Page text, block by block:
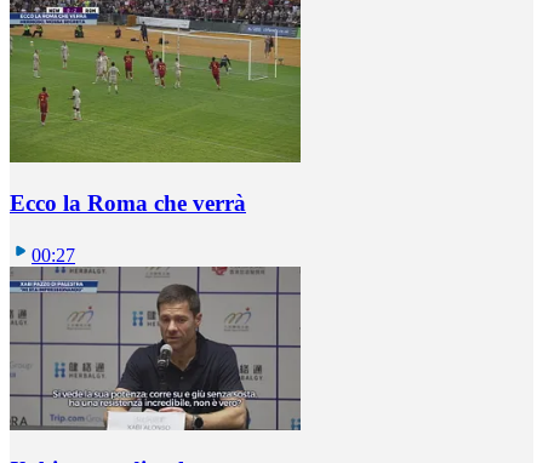
Ecco la Roma che verrà
00:27